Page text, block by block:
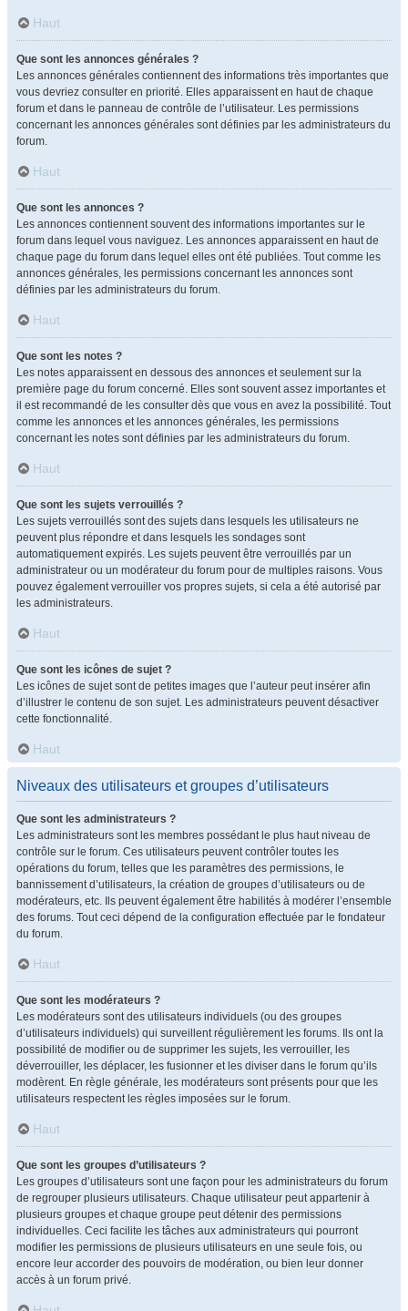
Haut
Que sont les annonces générales ?
Les annonces générales contiennent des informations très importantes que
vous devriez consulter en priorité. Elles apparaissent en haut de chaque
forum et dans le panneau de contrôle de l’utilisateur. Les permissions
concernant les annonces générales sont définies par les administrateurs du
forum.
Haut
Que sont les annonces ?
Les annonces contiennent souvent des informations importantes sur le
forum dans lequel vous naviguez. Les annonces apparaissent en haut de
chaque page du forum dans lequel elles ont été publiées. Tout comme les
annonces générales, les permissions concernant les annonces sont
définies par les administrateurs du forum.
Haut
Que sont les notes ?
Les notes apparaissent en dessous des annonces et seulement sur la
première page du forum concerné. Elles sont souvent assez importantes et
il est recommandé de les consulter dès que vous en avez la possibilité. Tout
comme les annonces et les annonces générales, les permissions
concernant les notes sont définies par les administrateurs du forum.
Haut
Que sont les sujets verrouillés ?
Les sujets verrouillés sont des sujets dans lesquels les utilisateurs ne
peuvent plus répondre et dans lesquels les sondages sont
automatiquement expirés. Les sujets peuvent être verrouillés par un
administrateur ou un modérateur du forum pour de multiples raisons. Vous
pouvez également verrouiller vos propres sujets, si cela a été autorisé par
les administrateurs.
Haut
Que sont les icônes de sujet ?
Les icônes de sujet sont de petites images que l’auteur peut insérer afin
d’illustrer le contenu de son sujet. Les administrateurs peuvent désactiver
cette fonctionnalité.
Haut
Niveaux des utilisateurs et groupes d’utilisateurs
Que sont les administrateurs ?
Les administrateurs sont les membres possédant le plus haut niveau de
contrôle sur le forum. Ces utilisateurs peuvent contrôler toutes les
opérations du forum, telles que les paramètres des permissions, le
bannissement d’utilisateurs, la création de groupes d’utilisateurs ou de
modérateurs, etc. Ils peuvent également être habilités à modérer l’ensemble
des forums. Tout ceci dépend de la configuration effectuée par le fondateur
du forum.
Haut
Que sont les modérateurs ?
Les modérateurs sont des utilisateurs individuels (ou des groupes
d’utilisateurs individuels) qui surveillent régulièrement les forums. Ils ont la
possibilité de modifier ou de supprimer les sujets, les verrouiller, les
déverrouiller, les déplacer, les fusionner et les diviser dans le forum qu’ils
modèrent. En règle générale, les modérateurs sont présents pour que les
utilisateurs respectent les règles imposées sur le forum.
Haut
Que sont les groupes d’utilisateurs ?
Les groupes d’utilisateurs sont une façon pour les administrateurs du forum
de regrouper plusieurs utilisateurs. Chaque utilisateur peut appartenir à
plusieurs groupes et chaque groupe peut détenir des permissions
individuelles. Ceci facilite les tâches aux administrateurs qui pourront
modifier les permissions de plusieurs utilisateurs en une seule fois, ou
encore leur accorder des pouvoirs de modération, ou bien leur donner
accès à un forum privé.